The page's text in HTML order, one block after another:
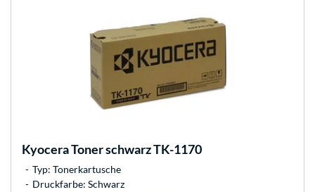
KyoceraToner schwarz TK-1170
Typ: Tonerkartusche
Druckfarbe: Schwarz